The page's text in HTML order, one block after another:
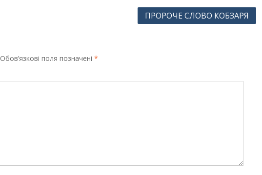
ПРОРОЧЕ СЛОВО КОБЗАРЯ
Обов’язкові поля позначені *